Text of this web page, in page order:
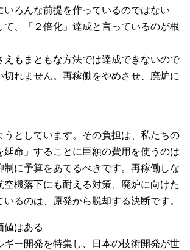
ろんな前提を作っているのではない
、「２倍化」達成と言っているのが根
もまともな方法では達成できないので
れません。再稼働をやめさせ、廃炉に
としています。その負担は、私たちの
命」することに巨額の費用を使うのは
に予算をあてるべきです。再稼働しな
機落下にも耐える対策、廃炉に向けた
るのは、原発から脱却する決断です。
値はある
ー開発を特集し、日本の技術開発が世